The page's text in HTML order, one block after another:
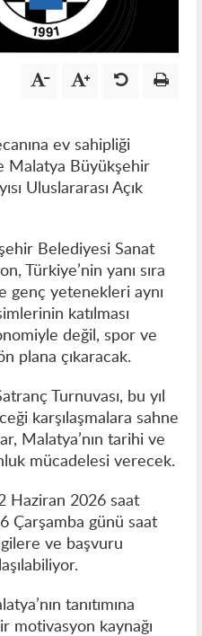
ev sahipliği
Malatya Büyükşehir
Uluslararası Açık
Belediyesi Sanat
Türkiye’nin yanı sıra
genç yetenekleri aynı
katılması
değil, spor ve
plana çıkaracak.
Turnuvası, bu yıl
karşılaşmalara sahne
Malatya’nın tarihi ve
mücadelesi verecek.
Haziran 2026 saat
Çarşamba günü saat
ve başvuru
tanıtımına
motivasyon kaynağı